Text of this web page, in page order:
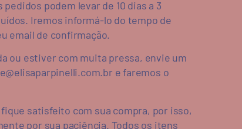
podem levar de 10 dias a 3
Iremos informá-lo do tempo de
email de confirmação.
ou estiver com muita pressa, envie um
e faremos o
satisfeito com sua compra, por isso,
por sua paciência. Todos os itens